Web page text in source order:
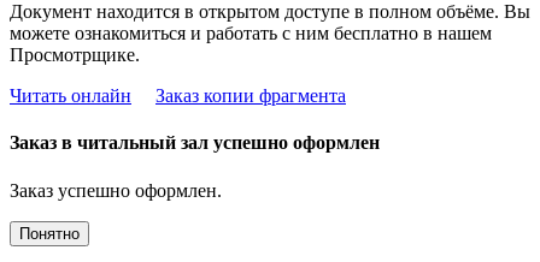
Документ находится в открытом доступе в полном объёме. Вы
можете ознакомиться и работать с ним бесплатно в нашем
Просмотрщике.
Читать онлайн
Заказ копии фрагмента
Заказ в читальный зал успешно оформлен
Заказ успешно оформлен.
Понятно